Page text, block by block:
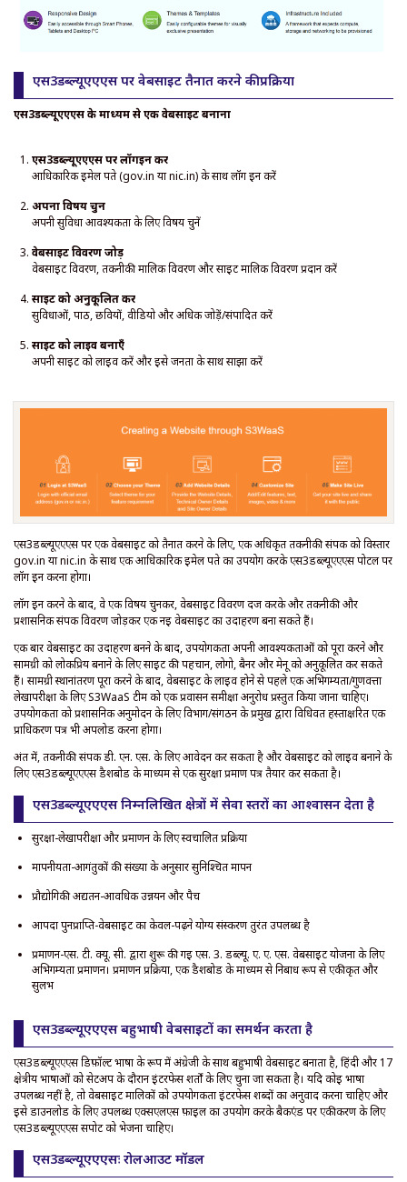
एस3डब्ल्यूएएएस पर वेबसाइट तैनात करने की प्रक्रिया
एस3डब्ल्यूएएएस के माध्यम से एक वेबसाइट बनाना
एस3डब्ल्यूएएएस पर लॉगइन करें
आधिकारिक ईमेल पते (gov.in या nic.in) के साथ लॉग इन करें
अपना विषय चुनें
अपनी सुविधा आवश्यकता के लिए विषय चुनें
वेबसाइट विवरण जोड़ें
वेबसाइट विवरण, तकनीकी मालिक विवरण और साइट मालिक विवरण प्रदान करें
साइट को अनुकूलित करें
सुविधाओं, पाठ, छवियों, वीडियो और अधिक जोड़ें/संपादित करें
साइट को लाइव बनाएँ
अपनी साइट को लाइव करें और इसे जनता के साथ साझा करें
एस3डब्ल्यूएएएस पर एक वेबसाइट को तैनात करने के लिए, एक अधिकृत तकनीकी संपर्क को विस्तार
gov.in या nic.in के साथ एक आधिकारिक ईमेल पते का उपयोग करके एस3डब्ल्यूएएएस पोर्टल पर
लॉग इन करना होगा।
लॉग इन करने के बाद, वे एक विषय चुनकर, वेबसाइट विवरण दर्ज करके और तकनीकी और
प्रशासनिक संपर्क विवरण जोड़कर एक नई वेबसाइट का उदाहरण बना सकते हैं।
एक बार वेबसाइट का उदाहरण बनने के बाद, उपयोगकर्ता अपनी आवश्यकताओं को पूरा करने और
सामग्री को लोकप्रिय बनाने के लिए साइट की पहचान, लोगो, बैनर और मेनू को अनुकूलित कर सकते
हैं। सामग्री स्थानांतरण पूरा करने के बाद, वेबसाइट के लाइव होने से पहले एक अभिगम्यता/गुणवत्ता
लेखापरीक्षा के लिए S3WaaS टीम को एक प्रवासन समीक्षा अनुरोध प्रस्तुत किया जाना चाहिए।
उपयोगकर्ता को प्रशासनिक अनुमोदन के लिए विभाग/संगठन के प्रमुख द्वारा विधिवत हस्ताक्षरित एक
प्राधिकरण पत्र भी अपलोड करना होगा।
अंत में, तकनीकी संपर्क डी. एन. एस. के लिए आवेदन कर सकता है और वेबसाइट को लाइव बनाने के
लिए एस3डब्ल्यूएएएस डैशबोर्ड के माध्यम से एक सुरक्षा प्रमाण पत्र तैयार कर सकता है।
एस3डब्ल्यूएएएस निम्नलिखित क्षेत्रों में सेवा स्तरों का आश्वासन देता है
सुरक्षा-लेखापरीक्षा और प्रमाणन के लिए स्वचालित प्रक्रिया
मापनीयता-आगंतुकों की संख्या के अनुसार सुनिश्चित मापन
प्रौद्योगिकी अद्यतन-आवधिक उन्नयन और पैच
आपदा पुनर्प्राप्ति-वेबसाइट का केवल-पढ़ने योग्य संस्करण तुरंत उपलब्ध है
प्रमाणन-एस. टी. क्यू. सी. द्वारा शुरू की गई एस. 3. डब्ल्यू. ए. ए. एस. वेबसाइट योजना के लिए
अभिगम्यता प्रमाणन। प्रमाणन प्रक्रिया, एक डैशबोर्ड के माध्यम से निर्बाध रूप से एकीकृत और
सुलभ
एस3डब्ल्यूएएएस बहुभाषी वेबसाइटों का समर्थन करता है
एस3डब्ल्यूएएएस डिफ़ॉल्ट भाषा के रूप में अंग्रेजी के साथ बहुभाषी वेबसाइट बनाता है, हिंदी और 17
क्षेत्रीय भाषाओं को सेटअप के दौरान इंटरफेस शर्तों के लिए चुना जा सकता है। यदि कोई भाषा
उपलब्ध नहीं है, तो वेबसाइट मालिकों को उपयोगकर्ता इंटरफेस शब्दों का अनुवाद करना चाहिए और
इसे डाउनलोड के लिए उपलब्ध एक्सएलएस फ़ाइल का उपयोग करके बैकएंड पर एकीकरण के लिए
एस3डब्ल्यूएएएस सपोर्ट को भेजना चाहिए।
एस3डब्ल्यूएएएसः रोलआउट मॉडल